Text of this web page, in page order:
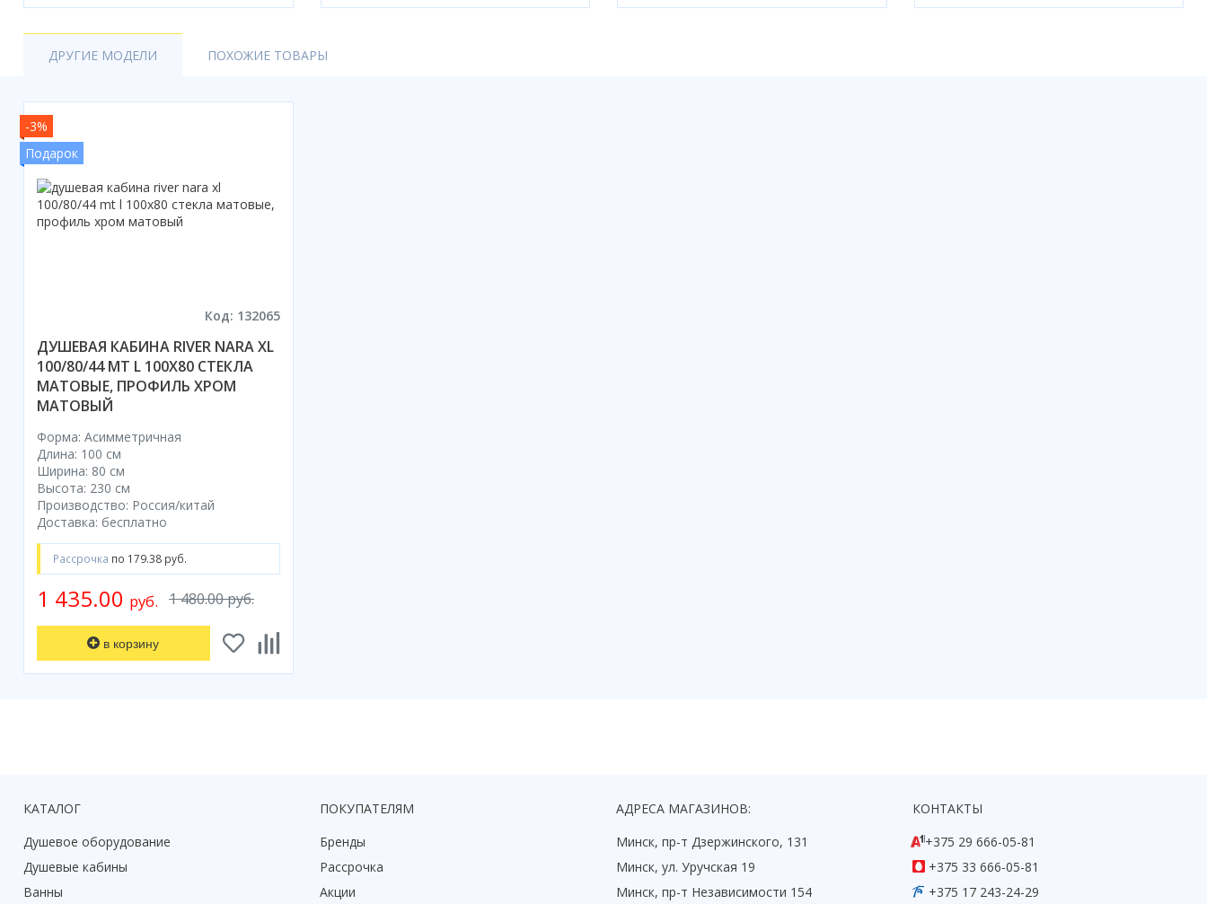
ДРУГИЕ МОДЕЛИ ПОХОЖИЕ ТОВАРЫ
-3%
Подарок
Код: 132065
ДУШЕВАЯ КАБИНА RIVER NARA XL
100/80/44 MT L 100X80 СТЕКЛА
МАТОВЫЕ, ПРОФИЛЬ ХРОМ
МАТОВЫЙ
Форма: Асимметричная
Длина: 100 см
Ширина: 80 см
Высота: 230 см
Производство: Россия/китай
Доставка: бесплатно
Рассрочка по 179.38 руб.
1 480.00 руб.
1 435.00 руб.
в корзину
КАТАЛОГ
Душевое оборудование
Душевые кабины
Ванны
ПОКУПАТЕЛЯМ
Бренды
Рассрочка
Акции
АДРЕСА МАГАЗИНОВ:
Минск, пр-т Дзержинского, 131
Минск, ул. Уручская 19
Минск, пр-т Независимости 154
КОНТАКТЫ
+375 29 666-05-81
+375 33 666-05-81
+375 17 243-24-29